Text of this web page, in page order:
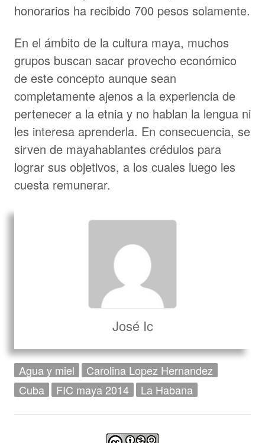
honorarios ha recibido 700 pesos solamente.
En el ámbito de la cultura maya, muchos
grupos buscan sacar provecho económico
de este concepto aunque sean
completamente ajenos a la experiencia de
pertenecer a la etnia y no hablan la lengua ni
les interesa aprenderla. En consecuencia, se
sirven de mayahablantes crédulos para
lograr sus objetivos, a los cuales luego les
cuesta remunerar.
José Ic
Agua y miel
Carolina Lopez Hernandez
Cuba
FIC maya 2014 La Habana